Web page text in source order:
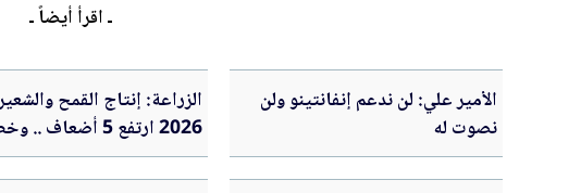
ـ اقرأ أيضاً ـ
الأمير علي: لن ندعم إنفانتينو ولن
نصوت له
الزراعة: إنتاج القمح
2026 ارتفع 5 أضعاف ..
لتعزيز الأمن الغذائي